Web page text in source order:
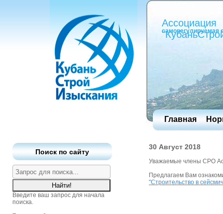
Ассоциация
саморегулируемая
Главная
Поиск по сайту
Введите ваш запрос для начала
поиска.
30 Август 2018
Уважаемые члены СРО
Предлагаем Вам
"Строительство в